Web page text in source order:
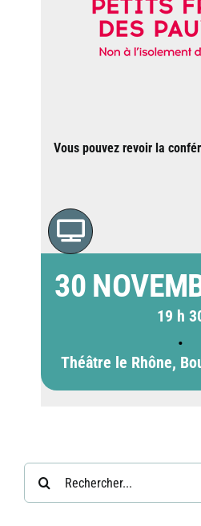
Vous pouvez revoir la
30
19 h
•
Théâtre le Rhône,
Rechercher: